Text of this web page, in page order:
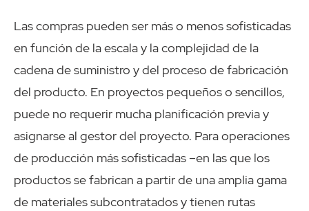
Las compras pueden ser más o menos sofisticadas
en función de la escala y la complejidad de la
cadena de suministro y del proceso de fabricación
del producto. En proyectos pequeños o sencillos,
puede no requerir mucha planificación previa y
asignarse al gestor del proyecto. Para operaciones
de producción más sofisticadas –en las que los
productos se fabrican a partir de una amplia gama
de materiales subcontratados y tienen rutas